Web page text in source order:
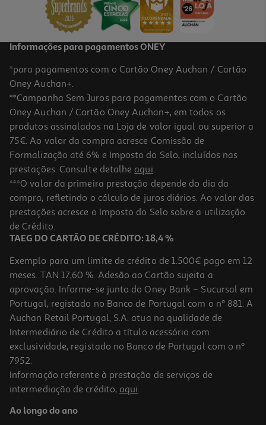
Informações para pagamentos ONEY
*para pagamentos com o Cartão Oney Auchan / Cartão
Oney Auchan+.
**Campanha Sem Juros para pagamentos com o Cartão
Oney Auchan / Cartão Oney Auchan+, em todos os
produtos assinalados na Loja de valor igual ou superior a
75€. Ao valor da compra acresce Comissão de
Formalização até 6% e Imposto do Selo, incluídos nas
prestações. Consulte detalhe aqui.
***O valor da primeira prestação depende do dia da
compra, refletindo o cálculo de juros diários. Ao valor das
prestações acresce o Imposto do Selo sobre a utilização
de Crédito.
TAEG DO CARTÃO DE CRÉDITO: 18,4 %
Exemplo para um limite de crédito de 1.500€ pago em 12
meses. TAN 17,60 %. Adesão ao Cartão sujeita a
aprovação. Informe-se junto do Oney Bank – Sucursal em
Portugal, registado no Banco de Portugal com o nº 881. A
Auchan Retail Portugal, S.A. atua na qualidade de
Intermediário de Crédito a título acessório com
exclusividade, registado no Banco de Portugal com o nº
7952.
Informação referente à prestação de serviços de
intermediação de crédito, aqui.
Ao longo do ano